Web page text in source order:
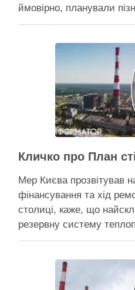
ймовірно, планували
обслуговування"
за допомогою якої
забудувати зелені
прокуратура міста
Активісти району
Мер Києва прозвітував
фінансування та хід
столиці, каже, що
резервну систему
розповів про виконання
пошкоджених
потреби Плану